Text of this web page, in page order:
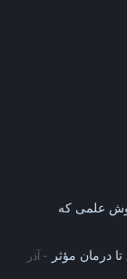
کیست تخمدان بدون جراحی، ۱۲ روش علمی که
درمان مؤثر
آذر